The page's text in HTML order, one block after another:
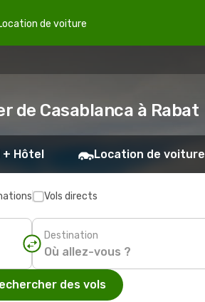
de voiture
de Casablanca à Rabat
+ Hôtel Location de voiture
Vols directs
Destination
des vols